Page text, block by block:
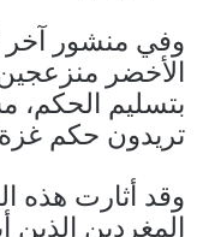
وفي منشور
الأخضر
بتسليم الحكم،
تريدون حكم
وقد أثارت هذه
المغردين الذين